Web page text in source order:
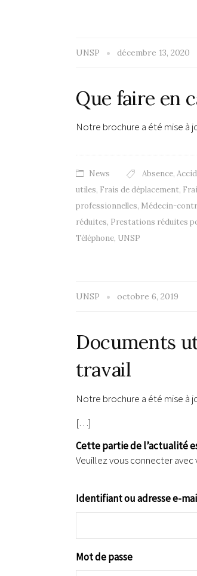
UNSP décembre 13, 2020
Que faire en
Notre brochure a été mise à
News Absence,
utiles, Frais de déplacement,
professionnelles, Médecin-
réduites, Prestations réduites
Téléphone, UNSP
UNSP octobre 6, 2019
Documents
travail
Notre brochure a été mise à
[…]
Cette partie de l’actualité
Veuillez vous connecter
Identifiant ou adresse e-
Mot de passe